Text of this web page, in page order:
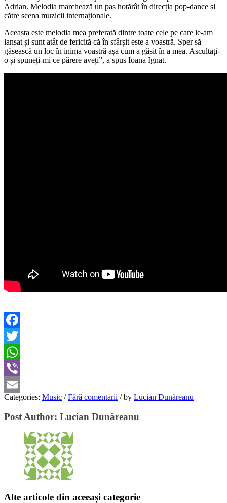
Adrian. Melodia marchează un pas hotărât în direcția pop-dance și
către scena muzicii internaționale.
Aceasta este melodia mea preferată dintre toate cele pe care le-am
lansat și sunt atât de fericită că în sfârșit este a voastră. Sper să
găsească un loc în inima voastră așa cum a găsit în a mea. Ascultați-
o și spuneți-mi ce părere aveți”, a spus Ioana Ignat.
Facebook
Twitter
WhatsApp
Viber
Email
Categories: Music / Fără comentarii /by Lucian Dunăreanu
Post Author: Lucian Dunăreanu
Alte articole din aceeași categorie